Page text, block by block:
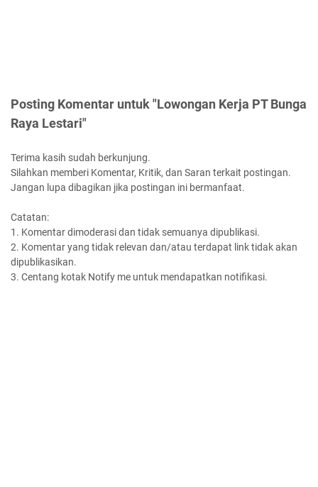
Posting Komentar untuk "Lowongan Kerja PT Bunga
Raya Lestari"
Terima kasih sudah berkunjung.
Silahkan memberi Komentar, Kritik, dan Saran terkait postingan.
Jangan lupa dibagikan jika postingan ini bermanfaat.
Catatan:
1. Komentar dimoderasi dan tidak semuanya dipublikasi.
2. Komentar yang tidak relevan dan/atau terdapat link tidak akan
dipublikasikan.
3. Centang kotak Notify me untuk mendapatkan notifikasi.